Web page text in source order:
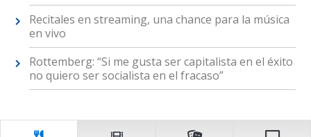
Recitales en streaming, una chance para la música
en vivo
Rottemberg: “Si me gusta ser capitalista en el éxito
no quiero ser socialista en el fracaso”